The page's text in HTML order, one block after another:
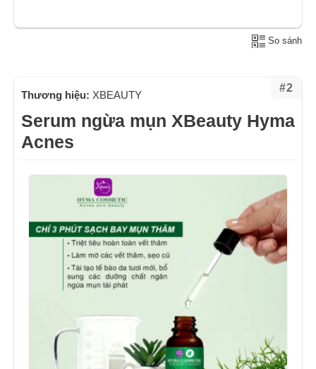
So sánh
#2
Thương hiệu: XBEAUTY
Serum ngừa mụn XBeauty Hyma
Acnes